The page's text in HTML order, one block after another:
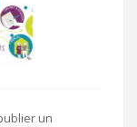
un